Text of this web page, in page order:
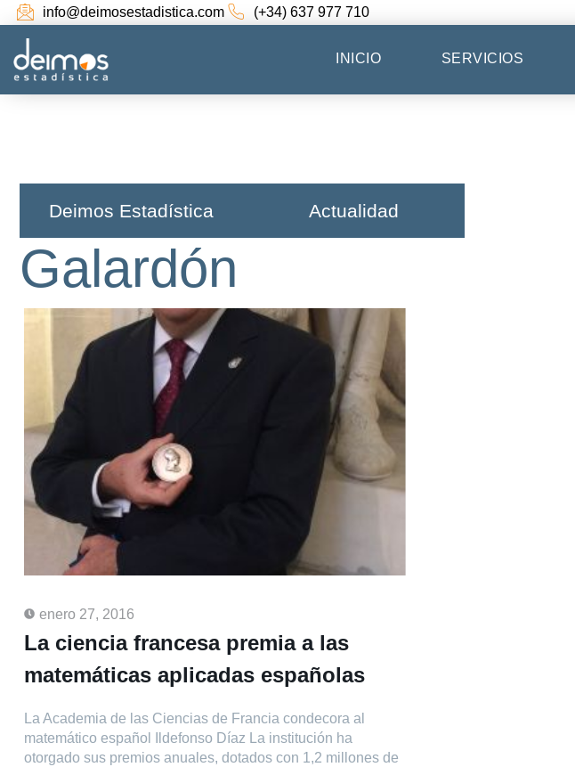
info@deimosestadistica.com (+34) 637 977 710
INICIO SERVICIOS
Deimos Estadística​ Actualidad
Galardón
enero 27, 2016
La ciencia francesa premia a las
matemáticas aplicadas españolas
La Academia de las Ciencias de Francia condecora al
matemático español Ildefonso Díaz La institución ha
otorgado sus premios anuales, dotados con 1,2 millones de